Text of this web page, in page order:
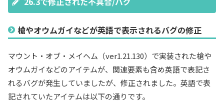
槍やオウムガイなどが英語で表示されるバグの修正
マウント・オブ・メイヘム（ver1.21.130）で実装された槍や
オウムガイなどのアイテムが、関連要素も含め英語で表記さ
れるバグが発生していましたが、修正されました。英語で表
記されていたアイテムは以下の通りです。